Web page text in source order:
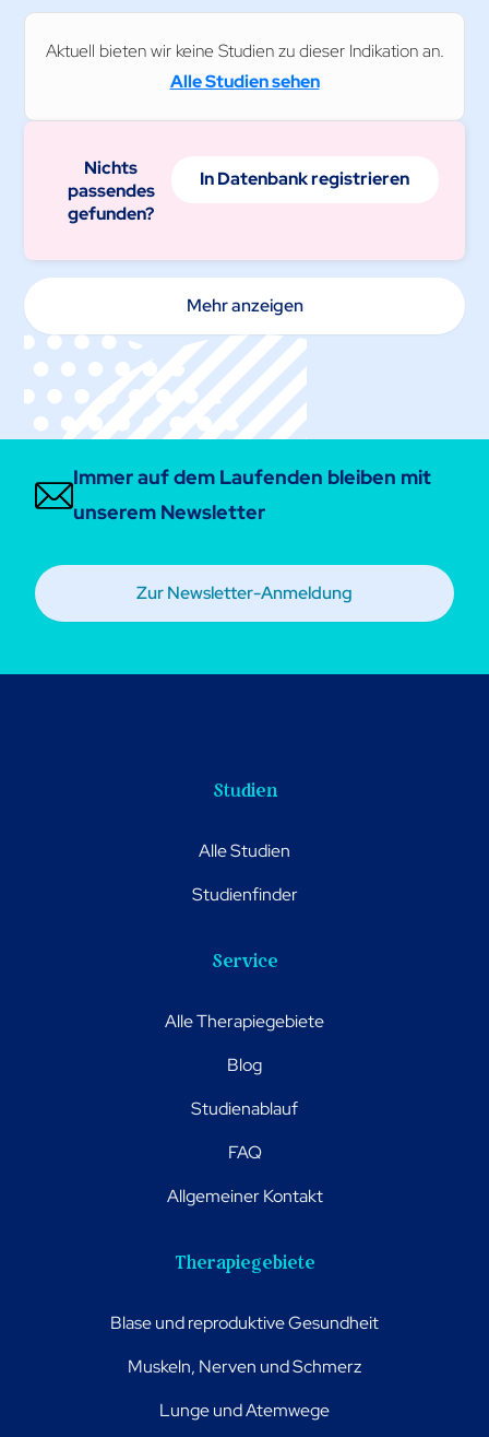
Aktuell bieten wir keine Studien zu dieser Indikation an.
Alle Studien sehen
Nichts
passendes
gefunden?
In Datenbank registrieren
Mehr anzeigen
Immer auf dem Laufenden bleiben mit
unserem Newsletter
Zur Newsletter-Anmeldung
Studien
Alle Studien
Studienfinder
Service
Alle Therapiegebiete
Blog
Studienablauf
FAQ
Allgemeiner Kontakt
Therapiegebiete
Blase und reproduktive Gesundheit
Muskeln, Nerven und Schmerz
Lunge und Atemwege